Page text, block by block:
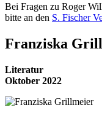
Bei Fragen zu Roger
bitte an den S. Fischer
Franziska
Literatur
Oktober 2022